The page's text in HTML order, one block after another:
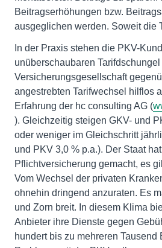
Beitragserhöhungen bzw.
ausgeglichen werden. Soweit die
In der Praxis stehen die PKV-
unüberschaubaren
Versicherungsgesellschaft
angestrebten Tarifwechsel hilflos
Erfahrung der hc consulting AG (
). Gleichzeitig steigen GKV- und
oder weniger im Gleichschritt
und PKV 3,0 % p.a.). Der Staat
Pflichtversicherung gemacht, es
Vom Wechsel der privaten
ohnehin dringend anzuraten. Es
und Zorn breit. In diesem Klima
Anbieter ihre Dienste gegen
hundert bis zu mehreren Tausend